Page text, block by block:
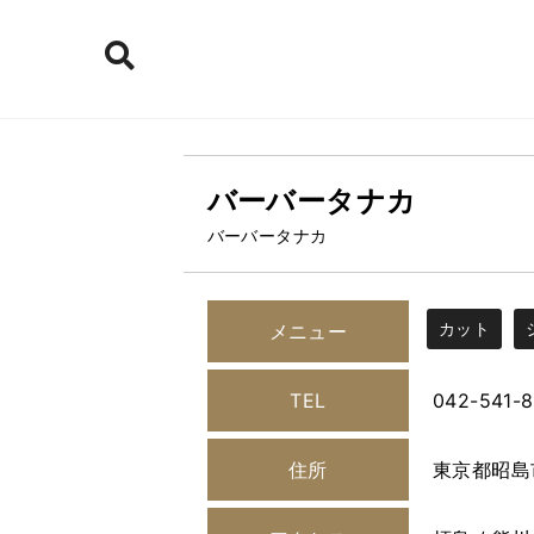
バーバータナカ
バーバータナカ
メニュー カット
TEL 042-541-
住所 東京都昭